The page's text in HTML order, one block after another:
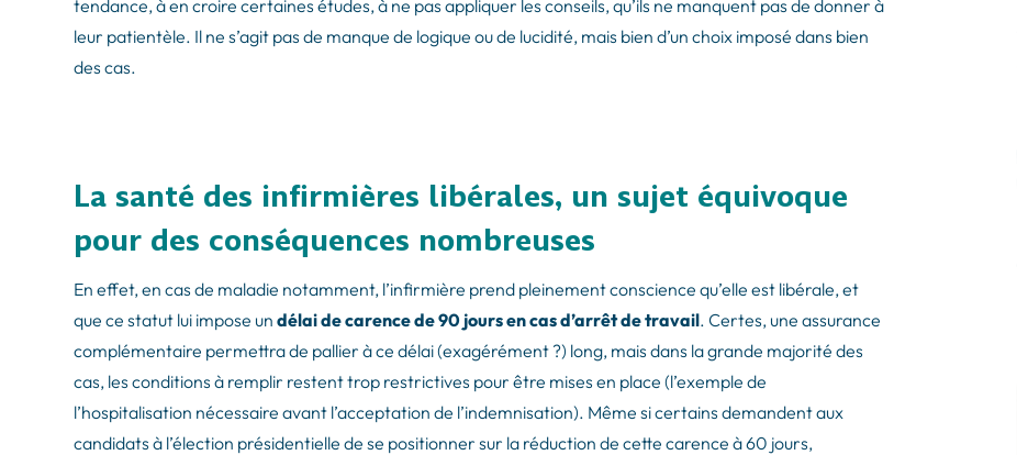
tendance, à en croire certaines études, à ne pas appliquer les conseils, qu’ils ne manquent pas de donner à
leur patientèle. Il ne s’agit pas de manque de logique ou de lucidité, mais bien d’un choix imposé dans bien
des cas.
La santé des infirmières libérales, un sujet équivoque
pour des conséquences nombreuses
En effet, en cas de maladie notamment, l’infirmière prend pleinement conscience qu’elle est libérale, et
que ce statut lui impose undélai de carence de 90 jours en cas d’arrêt de travail. Certes, une assurance
complémentaire permettra de pallier à ce délai (exagérément ?) long, mais dans la grande majorité des
cas, les conditions à remplir restent trop restrictives pour être mises en place (l’exemple de
l’hospitalisation nécessaire avant l’acceptation de l’indemnisation). Même si certains demandent aux
candidats à l’élection présidentielle de se positionner sur la réduction de cette carence à 60 jours,